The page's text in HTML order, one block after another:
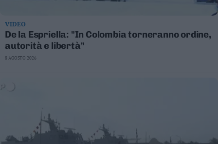
VIDEO
De la Espriella: "In Colombia torneranno ordine,
autorità e libertà"
8 AGOSTO 2026